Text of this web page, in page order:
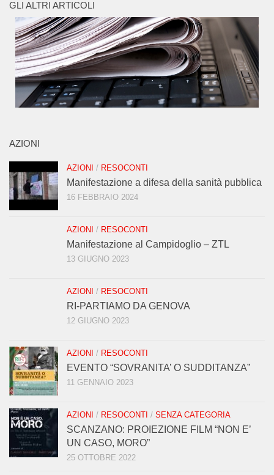
GLI ALTRI ARTICOLI
AZIONI
AZIONI / RESOCONTI
Manifestazione a difesa della sanità pubblica
16 FEBBRAIO 2024
AZIONI / RESOCONTI
Manifestazione al Campidoglio – ZTL
13 GIUGNO 2023
AZIONI / RESOCONTI
RI-PARTIAMO DA GENOVA
12 GIUGNO 2023
AZIONI / RESOCONTI
EVENTO “SOVRANITA’ O SUDDITANZA”
11 GENNAIO 2023
AZIONI / RESOCONTI / SENZA CATEGORIA
SCANZANO: PROIEZIONE FILM “NON E’
UN CASO, MORO”
25 OTTOBRE 2022